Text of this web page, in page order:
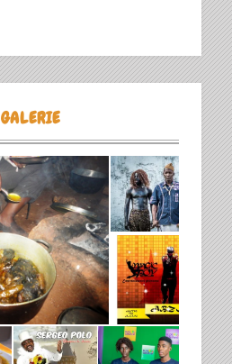
GALERIE